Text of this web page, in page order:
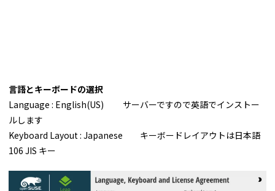
言語とキーボードの選択
Language : English(US) サーバーですので英語でインストー
ルします
Keyboard Layout : Japanese キーボードレイアウトは日本語
106 JIS キー